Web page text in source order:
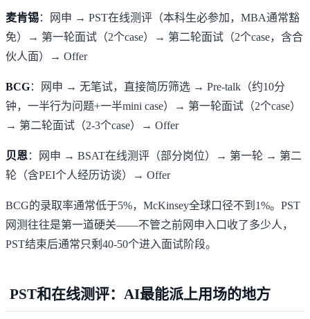
麦肯锡：网申 → PST在线测评（本科生必参加，MBA通常豁
免）→ 第一轮面试（2个case）→ 第二轮面试（2个case，含合
伙人面）→ Offer
BCG：网申 → 无笔试，直接简历筛选 → Pre-talk（约10分
钟，一半行为问题+一半mini case）→ 第一轮面试（2个case）
→ 第二轮面试（2-3个case）→ Offer
贝恩：网申 → BSAT在线测评（部分岗位）→ 第一轮 → 第二
轮（含PEI个人经历访谈）→ Offer
BCG的录取率通常低于5%，McKinsey全球口径不到1%。PST
网测往往是第一道硬关——不管之前网申入口收了多少人，
PST结束后通常只剩40-50个进入面试阶段。
PST和在线测评：AI最能派上用场的地方